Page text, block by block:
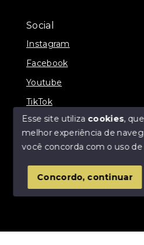
Olá! Estamos
Social
Instagram
Facebook
Youtube
TikTok
© Copyright 2026 - Império
SITE PARA IMOBILIARIA
Esse site utiliza cookies,
melhor experiência de
você concorda com o uso de
Concordo, continuar